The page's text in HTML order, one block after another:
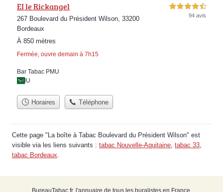
EI le Rickangel
267 Boulevard du Président Wilson, 33200
Bordeaux
À 850 mètres
Fermée, ouvre demain à 7h15
4,5 étoiles sur 5
94 avis
Bar Tabac PMU
PMU
Horaires Téléphone
Cette page "La boîte à Tabac Boulevard du Président Wilson" est
visible via les liens suivants : tabac Nouvelle-Aquitaine, tabac 33,
tabac Bordeaux.
BureauTabac.fr, l'annuaire de tous les buralistes en France.